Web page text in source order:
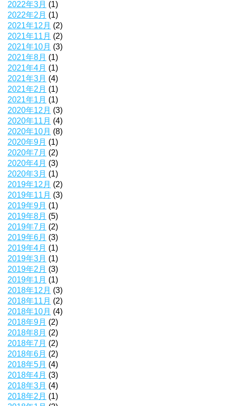
2022年3月 (1)
2022年2月 (1)
2021年12月 (2)
2021年11月 (2)
2021年10月 (3)
2021年8月 (1)
2021年4月 (1)
2021年3月 (4)
2021年2月 (1)
2021年1月 (1)
2020年12月 (3)
2020年11月 (4)
2020年10月 (8)
2020年9月 (1)
2020年7月 (2)
2020年4月 (3)
2020年3月 (1)
2019年12月 (2)
2019年11月 (3)
2019年9月 (1)
2019年8月 (5)
2019年7月 (2)
2019年6月 (3)
2019年4月 (1)
2019年3月 (1)
2019年2月 (3)
2019年1月 (1)
2018年12月 (3)
2018年11月 (2)
2018年10月 (4)
2018年9月 (2)
2018年8月 (2)
2018年7月 (2)
2018年6月 (2)
2018年5月 (4)
2018年4月 (3)
2018年3月 (4)
2018年2月 (1)